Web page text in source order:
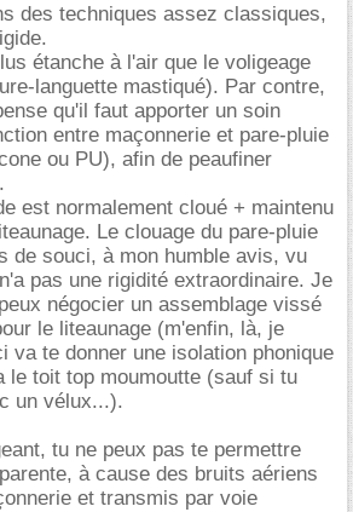
des techniques assez classiques,
étanche à l'air que le voligeage
languette mastiqué). Par contre,
qu'il faut apporter un soin
entre maçonnerie et pare-pluie
ou PU), afin de peaufiner
est normalement cloué + maintenu
Le clouage du pare-pluie
de souci, à mon humble avis, vu
pas une rigidité extraordinaire. Je
négocier un assemblage vissé
le liteaunage (m'enfin, là, je
va te donner une isolation phonique
le toit top moumoutte (sauf si tu
un vélux...).
tu ne peux pas te permettre
à cause des bruits aériens
et transmis par voie